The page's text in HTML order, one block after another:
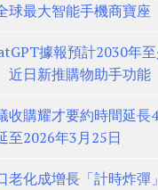
球最大智能手機商寶座
據報預計2030年
日新推購物助手功能
收購耀才要約時間延
至2026年3月25日
老化成增長「計時炸彈